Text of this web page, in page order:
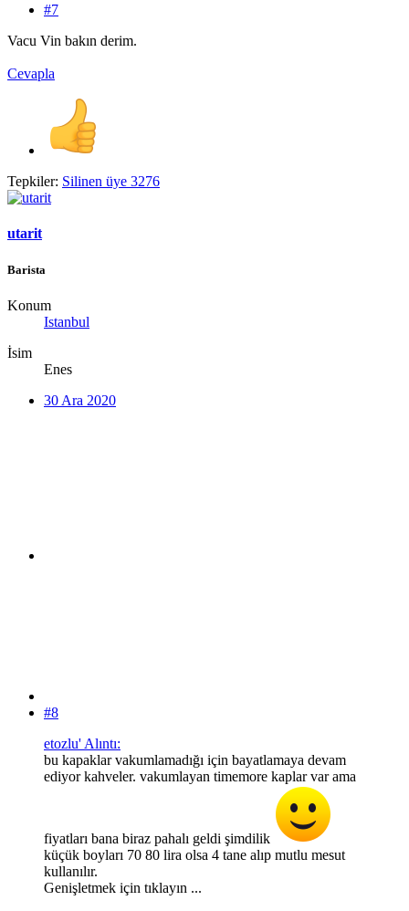
#7
Vacu Vin bakın derim.
Cevapla
Tepkiler: Silinen üye 3276
utarit
Barista
Konum
Istanbul
İsim
Enes
30 Ara 2020
#8
etozlu' Alıntı:
bu kapaklar vakumlamadığı için bayatlamaya devam
ediyor kahveler. vakumlayan timemore kaplar var ama
fiyatları bana biraz pahalı geldi şimdilik
küçük boyları 70 80 lira olsa 4 tane alıp mutlu mesut
kullanılır.
Genişletmek için tıklayın ...